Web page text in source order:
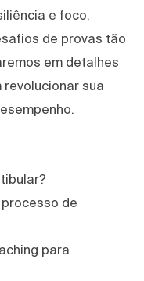
e foco,
de provas tão
em detalhes
sua
de
para